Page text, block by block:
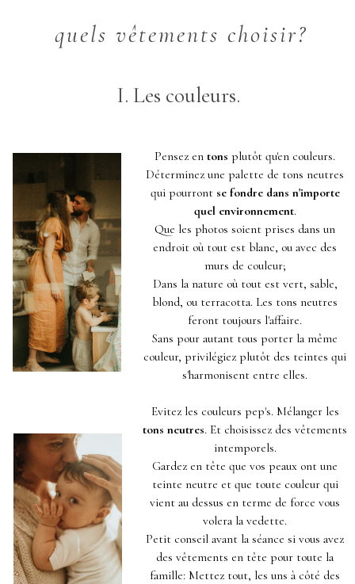
quels vêtements choisir?
I. Les couleurs.
Pensez entons plutôt qu'en couleurs.
Déterminez une palette de tons neutres
qui pourront se fondre dans n'importe
quel environnement.
Que les photos soient prises dans un
endroit où tout est blanc, ou avec des
murs de couleur;
Dans la nature où tout est vert, sable,
blond, ou terracotta. Les tons neutres
feront toujours l'affaire.
Sans pour autant tous porter la même
couleur, privilégiez plutôt des teintes qui
s'harmonisent entre elles.
Evitez les couleurs pep's. Mélanger les
tons neutres. Et choisissez des vêtements
intemporels.
Gardez en tête que vos peaux ont une
teinte neutre et que toute couleur qui
vient au dessus en terme de force vous
volera la vedette.
Petit conseil avant la séance si vous avez
des vêtements en tête pour toute la
famille: Mettez tout, les uns à côté des